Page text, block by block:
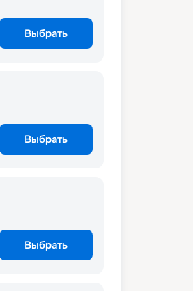
Выбрать
Выбрать
Выбрать